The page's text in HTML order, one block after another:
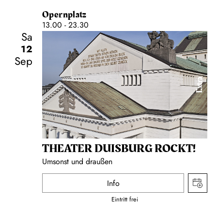
Opernplatz
13.00 - 23.30
Sa
12
Sep
Extra
THEATER DUISBURG ROCKT!
Umsonst und draußen
Info
Eintritt frei